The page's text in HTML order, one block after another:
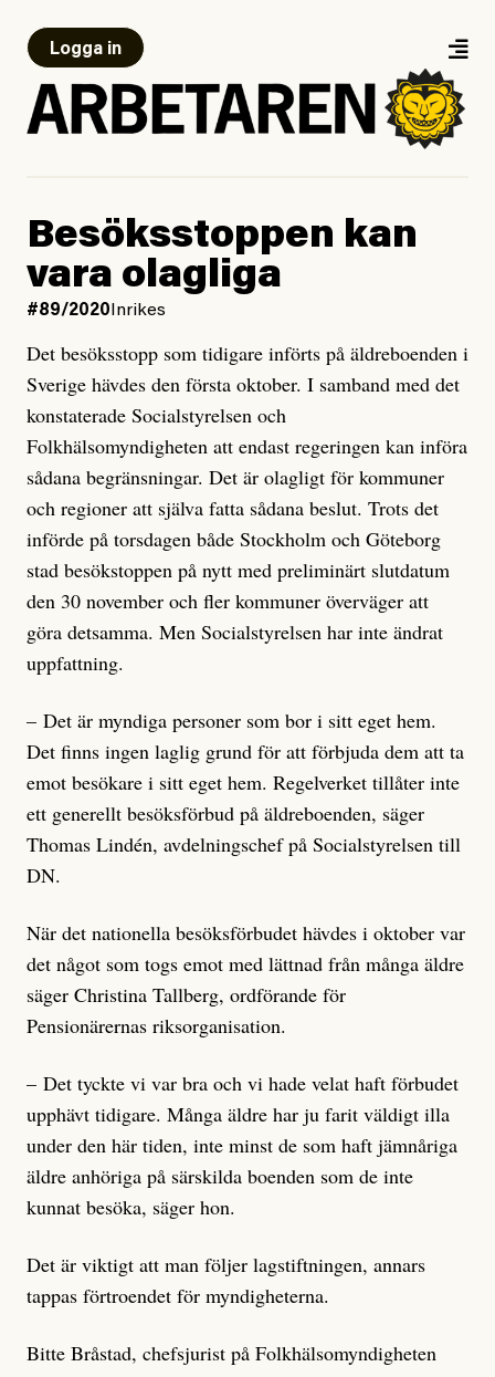
Logga in
Besöksstoppen kan
vara olagliga
#89/2020Inrikes
Det besöksstopp som tidigare införts på äldreboenden i
Sverige hävdes den första oktober. I samband med det
konstaterade Socialstyrelsen och
Folkhälsomyndigheten att endast regeringen kan införa
sådana begränsningar. Det är olagligt för kommuner
och regioner att själva fatta sådana beslut. Trots det
införde på torsdagen både Stockholm och Göteborg
stad besökstoppen på nytt med preliminärt slutdatum
den 30 november och fler kommuner överväger att
göra detsamma. Men Socialstyrelsen har inte ändrat
uppfattning.
– Det är myndiga personer som bor i sitt eget hem.
Det finns ingen laglig grund för att förbjuda dem att ta
emot besökare i sitt eget hem. Regelverket tillåter inte
ett generellt besöksförbud på äldreboenden, säger
Thomas Lindén, avdelningschef på Socialstyrelsen till
DN.
När det nationella besöksförbudet hävdes i oktober var
det något som togs emot med lättnad från många äldre
säger Christina Tallberg, ordförande för
Pensionärernas riksorganisation.
– Det tyckte vi var bra och vi hade velat haft förbudet
upphävt tidigare. Många äldre har ju farit väldigt illa
under den här tiden, inte minst de som haft jämnåriga
äldre anhöriga på särskilda boenden som de inte
kunnat besöka, säger hon.
Det är viktigt att man följer lagstiftningen, annars
tappas förtroendet för myndigheterna.
Bitte Bråstad, chefsjurist på Folkhälsomyndigheten